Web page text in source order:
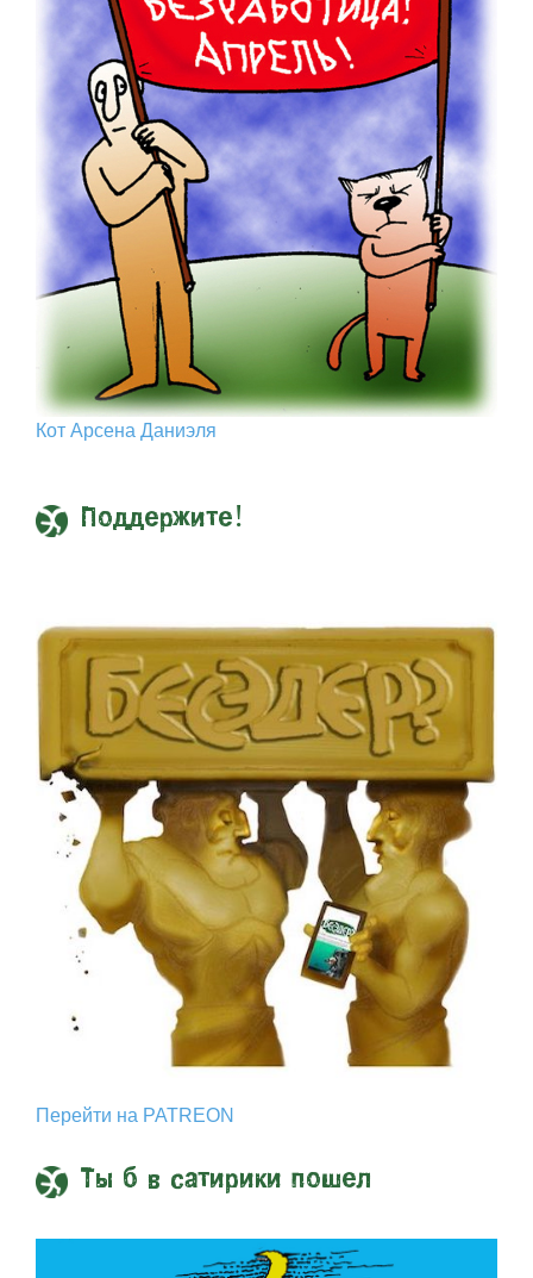
Кот Арcена Даниэля
Поддержите!
Перейти на PATREON
Ты б в сатирики пошел